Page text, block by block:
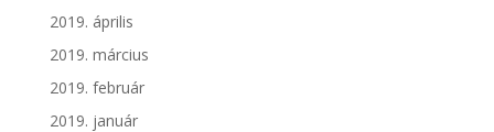
2019. április
2019. március
2019. február
2019. január